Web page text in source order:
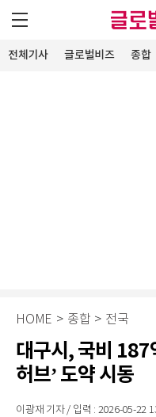
전체기사 글로벌비즈 종합
HOME > 종합 > 전국
대구시, 국비
허브’ 도약 시동
이광재 기자 / 입력 : 2026-05-22